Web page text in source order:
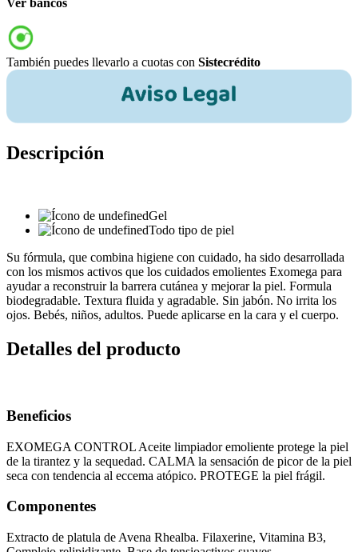
También puedes llevarlo a cuotas con Sistecrédito
Descripción
Gel
Todo tipo de piel
Su fórmula, que combina higiene con cuidado, ha sido desarrollada
con los mismos activos que los cuidados emolientes Exomega para
ayudar a reconstruir la barrera cutánea y mejorar la piel. Formula
biodegradable. Textura fluida y agradable. Sin jabón. No irrita los
ojos. Bebés, niños, adultos. Puede aplicarse en la cara y el cuerpo.
Detalles del producto
Beneficios
EXOMEGA CONTROL Aceite limpiador emoliente protege la piel
de la tirantez y la sequedad. CALMA la sensación de picor de la piel
seca con tendencia al eccema atópico. PROTEGE la piel frágil.
Componentes
Extracto de platula de Avena Rhealba. Filaxerine, Vitamina B3,